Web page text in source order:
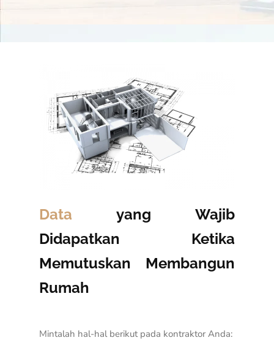
Data yang Wajib
Didapatkan Ketika
Memutuskan Membangun
Rumah
Mintalah hal-hal berikut pada kontraktor Anda: